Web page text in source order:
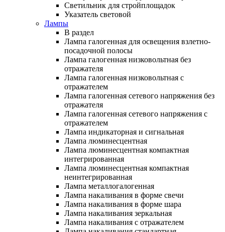
Светильник для стройплощадок
Указатель световой
Лампы
В раздел
Лампа галогенная для освещения взлетно-
посадочной полосы
Лампа галогенная низковольтная без
отражателя
Лампа галогенная низковольтная с
отражателем
Лампа галогенная сетевого напряжения без
отражателя
Лампа галогенная сетевого напряжения с
отражателем
Лампа индикаторная и сигнальная
Лампа люминесцентная
Лампа люминесцентная компактная
интегрированная
Лампа люминесцентная компактная
неинтегрированная
Лампа металлогалогенная
Лампа накаливания в форме свечи
Лампа накаливания в форме шара
Лампа накаливания зеркальная
Лампа накаливания с отражателем